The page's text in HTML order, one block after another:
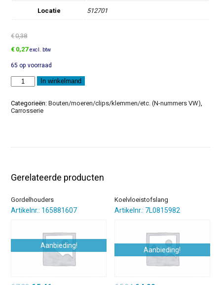
Locatie 512701
€0,38
Oorspronkelijke
was:
€0,38.
€ 0,27Huidige
is:
€0,27.
excl. btw
65 op voorraad
Inbusparker
aantal
In winkelmand
Categorieën:Bouten/moeren/clips/klemmen/etc. (N-nummers VW),
Carrosserie
Gerelateerde producten
Gordelhouders
Artikelnr.: 165881607
Aanbieding!
Koelvloeistofslang
Artikelnr.: 7L0815982
Aanbieding!